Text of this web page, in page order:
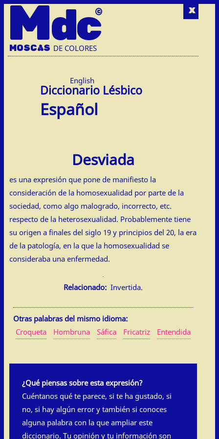
x
Mdc
MOSCAS DE COLORES
English
Español
Desviada
es una expresión que pone de manifiesto la
consideración de la homosexualidad por parte de la
sociedad, como algo malogrado, incorrecto, etc.
respecto de la heterosexualidad. Probablemente tiene
su origen a finales del siglo 19 y principios del 20, la era
de la patología, en la que la homosexualidad se
consideraba una enfermedad.
Relacionado: Invertida.
Otras palabras del mismo idioma:
Croqueta
Hombruna Sáfica Fricatriz Entendida
¿Qué piensas sobre esta expresión?
Cuéntanos qué te parece, si te ha gustado, si
no, si hay algún error y también si conoces
alguna palabra con la que ampliar este
diccionario. Tu opinión y tu información son